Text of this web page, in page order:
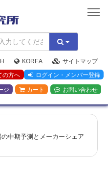
KOREA
サイトマップ
の方へ
ログイン・メンバー登録
ジ カート お問い合わせ
中期予測とメーカーシェア